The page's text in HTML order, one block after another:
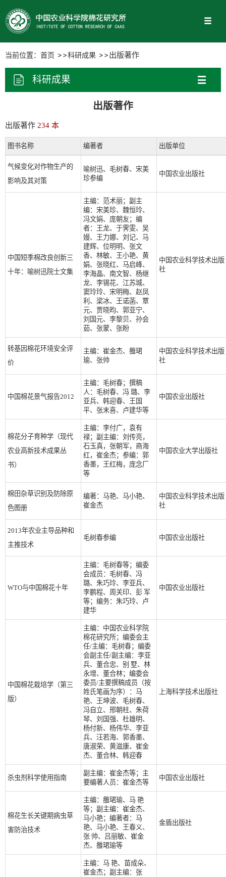
当前位置： 首页 科研成果 出版著作
科研成果
出版著作
出版著作 234 本
图书名称 编著者 出版单位
气候变化对作物生产的
影响及其对策
喻树迅、毛树春、宋美
珍参编
中国农业出版社
中国短季棉改良创新三
十年：喻树迅院士文集
主编：范术丽；副主
编：宋美珍、魏恒玲、
冯文娟、庞朝友；编
者：王龙、于霁雯、吴
嫚、王力娜、刘记、马
建辉、位明明、张文
香、林敏、王小艳、黄
娟、张晓红、马启峰、
李海晶、南文智、杨继
龙、李锡花、江苏城、
窦玲玲、宋明梅、赵凤
利、梁冰、王诺菡、覃
元、贾晓昀、郭亚宁、
刘国元、李黎贝、孙会
茹、张蒙、张盼
中国农业科学技术出版
社
转基因棉花环境安全评
价
主编：崔金杰、雒珺
瑜、张帅
中国农业科学技术出版
社
中国棉花景气报告2012
主编：毛树春；撰稿
人：毛树春、冯 璐、李
亚兵、韩迎春、王国
平、张末喜、卢建华等
中国农业出版社
棉花分子育种学（现代
农业高新技术成果丛
书）
主编：李付广，袁有
禄；副主编：刘传亮，
石玉真，张朝军，商海
红，崔金杰；参编：郭
香墨，王红梅，庞念厂
等
中国农业大学出版社
棉田杂草识别及防除原
色图册
编著：马艳、马小艳、
崔金杰
中国农业科学技术出版
社
2013年农业主导品种和
主推技术
毛树春参编 中国农业出版社
WTO与中国棉花十年
主编：毛树春等；编委
会成员：毛树春、冯
璐、朱巧玲、李亚兵、
李鹏程、周关印、彭 军
等；编务：朱巧玲、卢
建华
中国农业出版社
中国棉花栽培学（第三
版）
主编：中国农业科学院
棉花研究所；编委会主
任/主编：毛树春；编委
会副主任/副主编：李亚
兵、董合忠、别 墅、林
永增、董合林；编委会
委员/主要撰稿成员（按
姓氏笔画为序）：马
艳、王坤波、毛树春、
冯自立、邢朝柱、朱荷
琴、刘国强、杜雄明、
杨付新、杨伟华、李亚
兵、汪若海、郭香墨、
唐淑荣、黄滋康、崔金
杰、董合林、韩迎春
上海科学技术出版社
杀虫剂科学使用指南
副主编：崔金杰等；主
要编著人员：崔金杰等
中国农业出版社
棉花生长关键期病虫草
害防治技术
主编：雒珺瑜、马 艳
等；副主编：崔金杰、
马小艳；编著者：马
艳、马小艳、王春义、
张 帅、吕丽敏、崔金
杰、雒珺瑜等
金盾出版社
主编：马 艳、苗成朵、
崔金杰；副主编：张